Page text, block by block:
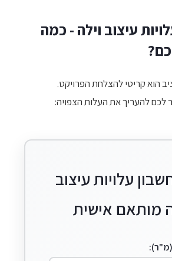
עיצוב וילה - כמה
הוא קריטי להצלחת הפרויקט.
לכם להעריך את העלות הצפויה:
עלויות עיצוב
מותאם אישית
(מ"ר):